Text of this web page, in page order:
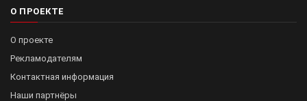
О ПРОЕКТЕ
О проекте
Рекламодателям
Контактная информация
Наши партнёры